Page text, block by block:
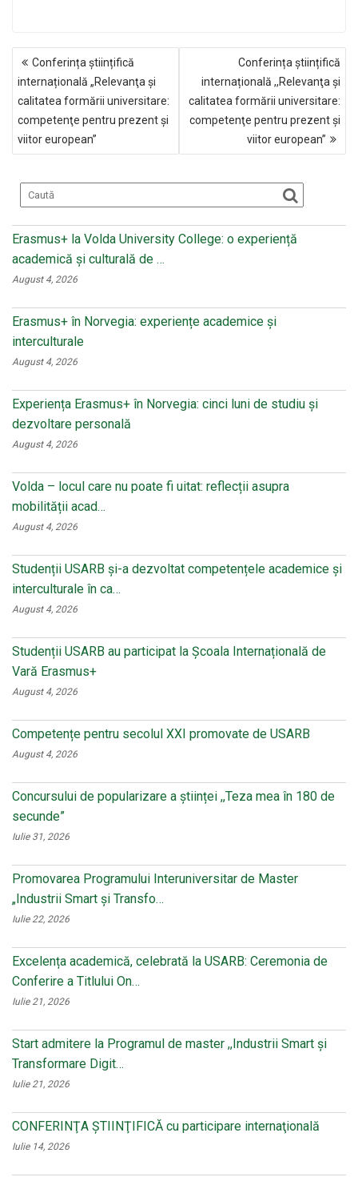
b
o
o
k
o
kl
a
ki
NAVIGARE
ÎN
ARTICOLE
Conferința științifică
internațională „Relevanţa şi
calitatea formării universitare:
competenţe pentru prezent şi
viitor european”
Conferința științifică
internațională ,,Relevanţa şi
calitatea formării universitare:
competenţe pentru prezent şi
viitor european”
Erasmus+ la Volda University College: o experiență
academică și culturală de …
August 4, 2026
Erasmus+ în Norvegia: experiențe academice și
interculturale
August 4, 2026
Experiența Erasmus+ în Norvegia: cinci luni de studiu și
dezvoltare personală
August 4, 2026
Volda – locul care nu poate fi uitat: reflecții asupra
mobilității acad…
August 4, 2026
Studenții USARB și-a dezvoltat competențele academice și
interculturale în ca…
August 4, 2026
Studenții USARB au participat la Școala Internațională de
Vară Erasmus+
August 4, 2026
Competențe pentru secolul XXI promovate de USARB
August 4, 2026
Concursului de popularizare a științei ,,Teza mea în 180 de
secunde”
Iulie 31, 2026
Promovarea Programului Interuniversitar de Master
„Industrii Smart și Transfo…
Iulie 22, 2026
Excelența academică, celebrată la USARB: Ceremonia de
Conferire a Titlului On…
Iulie 21, 2026
Start admitere la Programul de master ,,Industrii Smart și
Transformare Digit…
Iulie 21, 2026
CONFERINŢA ŞTIINŢIFICĂ cu participare internaţională
Iulie 14, 2026